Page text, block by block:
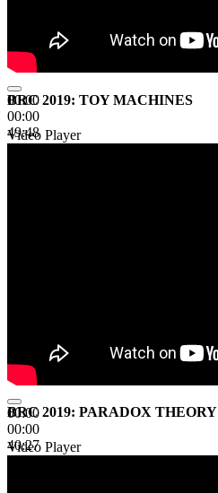
00:00
00:00
49:48
BRC 2019: TOY MACHINES
Video Player
00:00
00:00
40:27
BRC 2019: PARADOX THEORY
Video Player